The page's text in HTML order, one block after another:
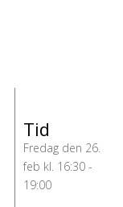
Tid
Fredag den 26.
feb kl. 16:30 -
19:00